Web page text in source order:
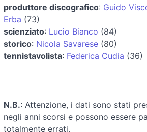
produttore discografico: Guido
Erba (73)
scienziato: Lucio Bianco (84)
storico: Nicola Savarese (80)
tennistavolista: Federica Cudia (36)
N.B.: Attenzione, i dati sono stati
negli anni scorsi e possono essere
totalmente errati.